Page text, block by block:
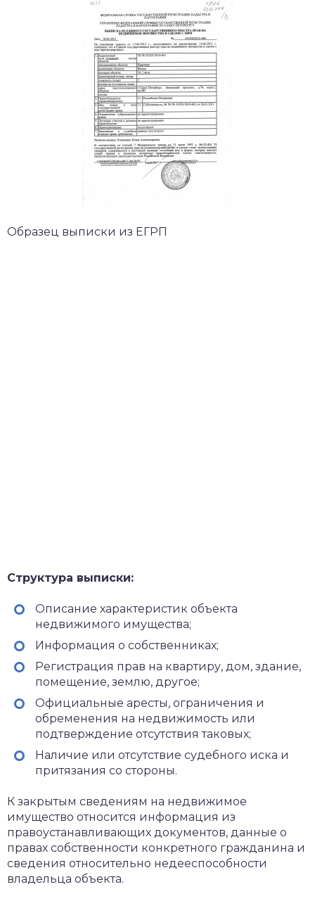
Образец выписки из ЕГРП
Структура выписки:
Описание характеристик объекта
недвижимого имущества;
Информация о собственниках;
Регистрация прав на квартиру, дом, здание,
помещение, землю, другое;
Официальные аресты, ограничения и
обременения на недвижимость или
подтверждение отсутствия таковых;
Наличие или отсутствие судебного иска и
притязания со стороны.
К закрытым сведениям на недвижимое
имущество относится информация из
правоустанавливающих документов, данные о
правах собственности конкретного гражданина и
сведения относительно недееспособности
владельца объекта.